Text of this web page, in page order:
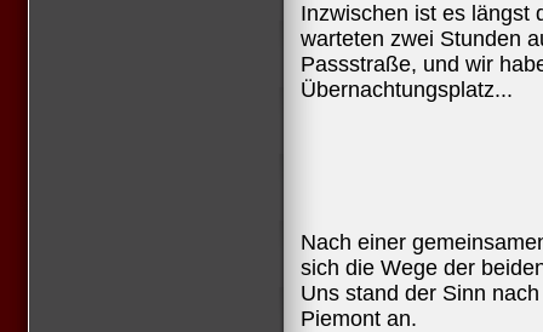
Inzwischen ist es längst
warteten zwei Stunden
Passstraße, und wir
Übernachtungsplatz...
Nach einer
sich die Wege der
Uns stand der Sinn
Piemont an.